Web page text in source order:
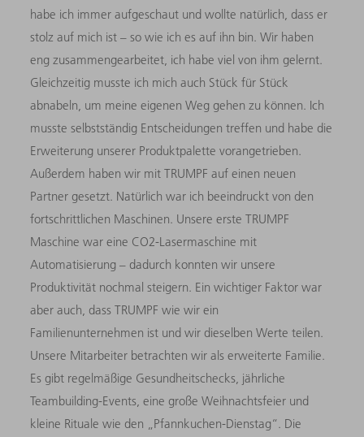
habe ich immer aufgeschaut und wollte natürlich, dass er
stolz auf mich ist – so wie ich es auf ihn bin. Wir haben
eng zusammengearbeitet, ich habe viel von ihm gelernt.
Gleichzeitig musste ich mich auch Stück für Stück
abnabeln, um meine eigenen Weg gehen zu können. Ich
musste selbstständig Entscheidungen treffen und habe die
Erweiterung unserer Produktpalette vorangetrieben.
Außerdem haben wir mit TRUMPF auf einen neuen
Partner gesetzt. Natürlich war ich beeindruckt von den
fortschrittlichen Maschinen. Unsere erste TRUMPF
Maschine war eine CO2-Lasermaschine mit
Automatisierung – dadurch konnten wir unsere
Produktivität nochmal steigern. Ein wichtiger Faktor war
aber auch, dass TRUMPF wie wir ein
Familienunternehmen ist und wir dieselben Werte teilen.
Unsere Mitarbeiter betrachten wir als erweiterte Familie.
Es gibt regelmäßige Gesundheitschecks, jährliche
Teambuilding-Events, eine große Weihnachtsfeier und
kleine Rituale wie den „Pfannkuchen-Dienstag“. Die